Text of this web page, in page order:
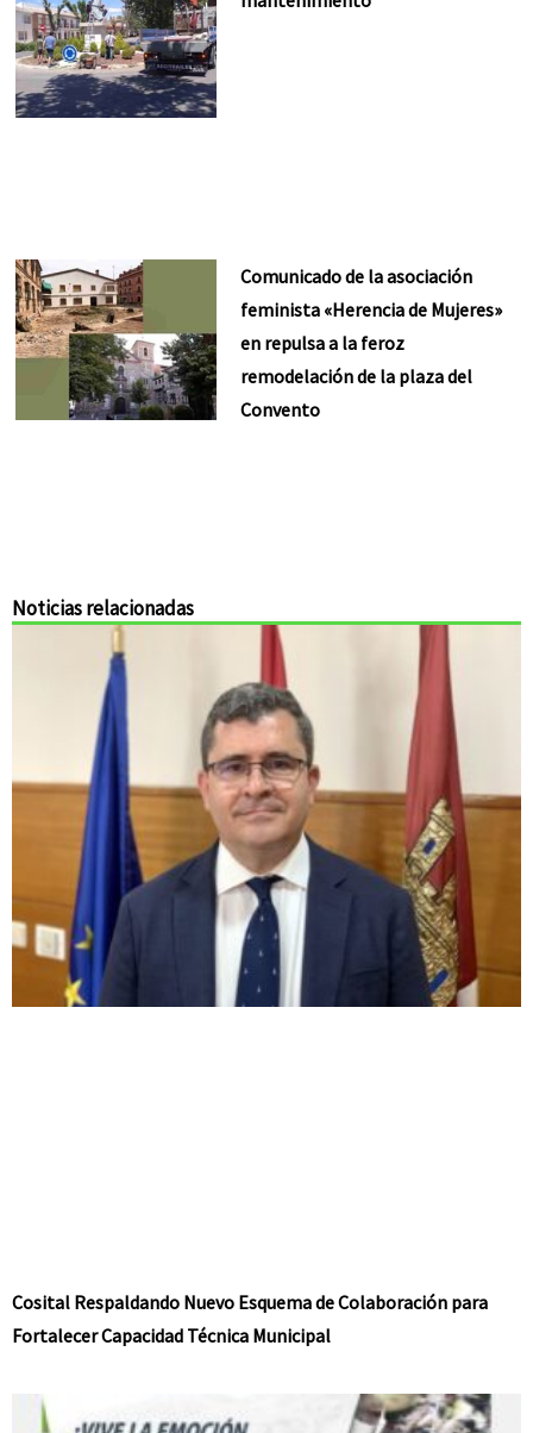
Comunicado de la asociación
feminista «Herencia de Mujeres»
en repulsa a la feroz
remodelación de la plaza del
Convento
Noticias relacionadas
Cosital Respaldando Nuevo Esquema de Colaboración para
Fortalecer Capacidad Técnica Municipal